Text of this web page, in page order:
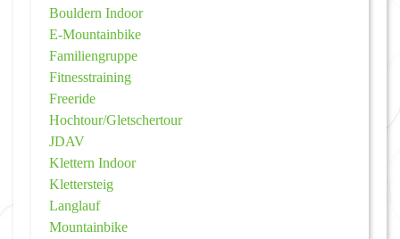
Bouldern Indoor
E-Mountainbike
Familiengruppe
Fitnesstraining
Freeride
Hochtour/Gletschertour
JDAV
Klettern Indoor
Klettersteig
Langlauf
Mountainbike